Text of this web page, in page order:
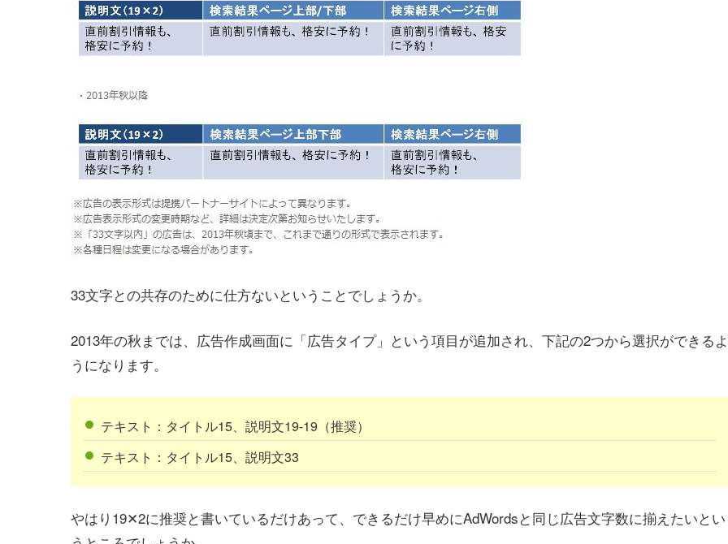
33文字との共存のために仕方ないということでしょうか。
2013年の秋までは、広告作成画面に「広告タイプ」という項目が追加され、下記の2つから選択ができるよ
うになります。
テキスト：タイトル15、説明文19-19（推奨）
テキスト：タイトル15、説明文33
やはり19✕2に推奨と書いているだけあって、できるだけ早めにAdWordsと同じ広告文字数に揃えたいとい